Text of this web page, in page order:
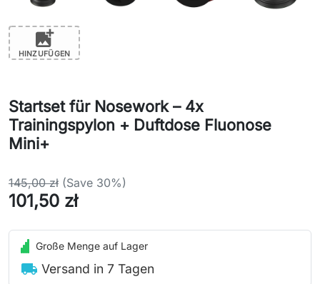
add_photo_alternate
HINZUFÜGEN
Startset für Nosework – 4x
Trainingspylon + Duftdose Fluonose
Mini+
145,00 zł (Save 30%)
101,50 zł
Große Menge auf Lager
local_shipping Versand in 7 Tagen